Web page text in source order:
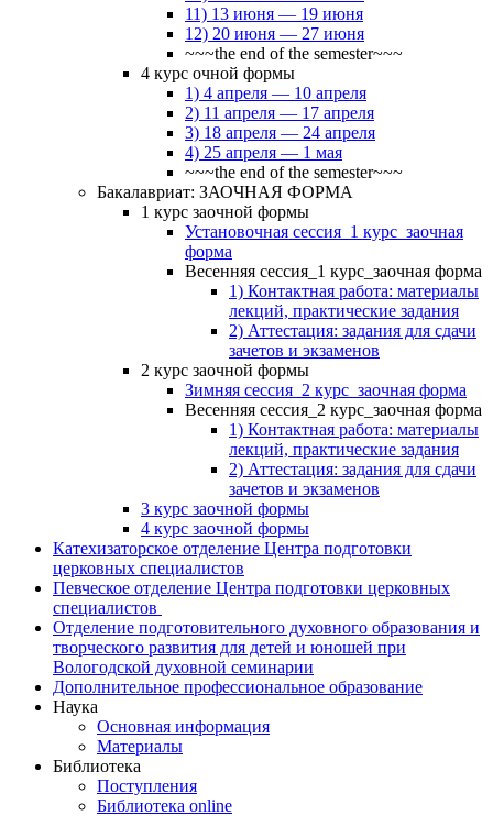
11) 13 июня — 19 июня
12) 20 июня — 27 июня
~~~the end of the semester~~~
4 курс очной формы
1) 4 апреля — 10 апреля
2) 11 апреля — 17 апреля
3) 18 апреля — 24 апреля
4) 25 апреля — 1 мая
~~~the end of the semester~~~
Бакалавриат: ЗАОЧНАЯ ФОРМА
1 курс заочной формы
Установочная сессия_1 курс_заочная
форма
Весенняя сессия_1 курс_заочная форма
1) Контактная работа: материалы
лекций, практические задания
2) Аттестация: задания для сдачи
зачетов и экзаменов
2 курс заочной формы
Зимняя сессия_2 курс_заочная форма
Весенняя сессия_2 курс_заочная форма
1) Контактная работа: материалы
лекций, практические задания
2) Аттестация: задания для сдачи
зачетов и экзаменов
3 курс заочной формы
4 курс заочной формы
Катехизаторское отделение Центра подготовки
церковных специалистов
Певческое отделение Центра подготовки церковных
специалистов
Отделение подготовительного духовного образования и
творческого развития для детей и юношей при
Вологодской духовной семинарии
Дополнительное профессиональное образование
Наука
Основная информация
Материалы
Библиотека
Поступления
Библиотека online